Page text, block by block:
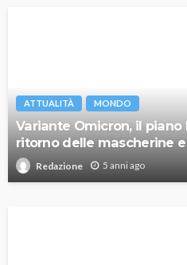
ATTUALITÀ MONDO
Variante Omicron, il piano
ritorno delle mascherine e
Redazione 5 anni ago